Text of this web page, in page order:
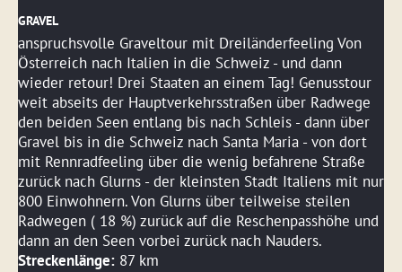
GRAVEL
anspruchsvolle Graveltour mit Dreiländerfeeling Von
Österreich nach Italien in die Schweiz - und dann
wieder retour! Drei Staaten an einem Tag! Genusstour
weit abseits der Hauptverkehrsstraßen über Radwege
den beiden Seen entlang bis nach Schleis - dann über
Gravel bis in die Schweiz nach Santa Maria - von dort
mit Rennradfeeling über die wenig befahrene Straße
zurück nach Glurns - der kleinsten Stadt Italiens mit nur
800 Einwohnern. Von Glurns über teilweise steilen
Radwegen ( 18 %) zurück auf die Reschenpasshöhe und
dann an den Seen vorbei zurück nach Nauders.
Streckenlänge: 87 km